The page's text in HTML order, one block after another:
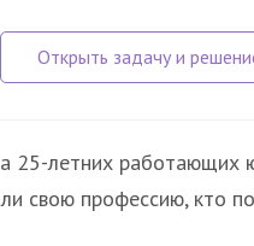
25-летних
свою профессию, кто